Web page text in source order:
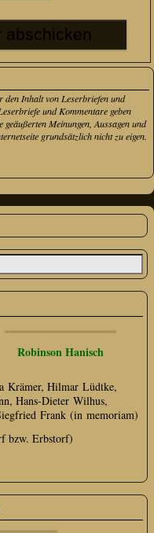
den Inhalt von Leserbriefen und
und Kommentare geben
Meinungen, Aussagen und
grundsätzlich nicht zu eigen.
Robinson Hanisch
Krämer, Hilmar Lüdtke,
Hans‑Dieter Wilhus,
Frank (in memoriam)
bzw. Erbstorf)